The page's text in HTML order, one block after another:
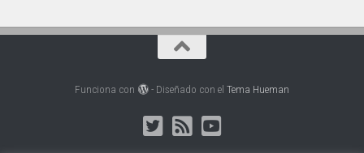
Funciona con - Diseñado con el Tema Hueman